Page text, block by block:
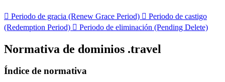
 Periodo de gracia (Renew Grace Period)  Periodo de castigo
(Redemption Period)  Periodo de eliminación (Pending Delete)
Normativa de dominios .travel
Índice de normativa